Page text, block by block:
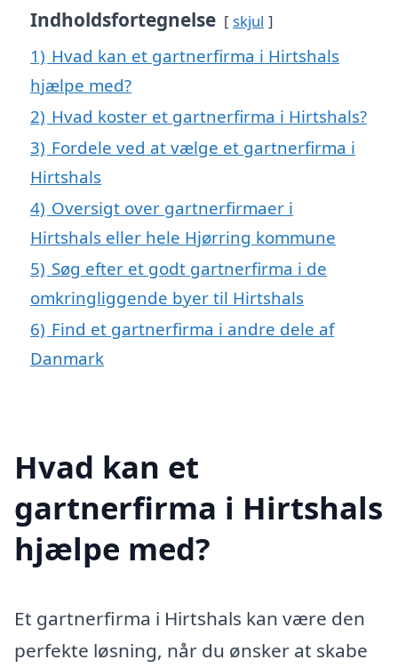
Indholdsfortegnelse skjul
1) Hvad kan et gartnerfirma i Hirtshals
hjælpe med?
2) Hvad koster et gartnerfirma i Hirtshals?
3) Fordele ved at vælge et gartnerfirma i
Hirtshals
4) Oversigt over gartnerfirmaer i
Hirtshals eller hele Hjørring kommune
5) Søg efter et godt gartnerfirma i de
omkringliggende byer til Hirtshals
6) Find et gartnerfirma i andre dele af
Danmark
Hvad kan et
gartnerfirma i Hirtshals
hjælpe med?
Et gartnerfirma i Hirtshals kan være den
perfekte løsning, når du ønsker at skabe